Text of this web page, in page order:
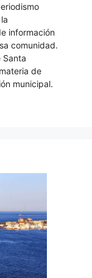
información
comunidad.
Santa
de
municipal.